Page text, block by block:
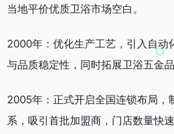
当地平价优质卫浴市场空白。
2000年：优化生产工艺，引入自动
与品质稳定性，同时拓展卫浴五金
2005年：正式开启全国连锁布局，
系，吸引首批加盟商，门店数量快